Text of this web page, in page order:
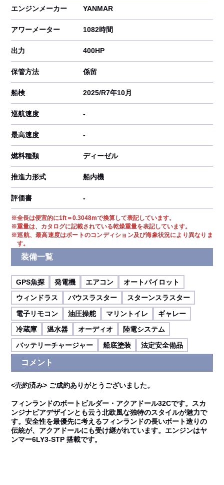
エンジンメーカー YANMAR
アワーメーター 1082時間
出力 400HP
保管方法 係留
船検 2025/R7年10月
巡航速度 -
最高速度 -
燃料種類 ディーゼル
推進力形式 船内機
評価書 -
※全長は便宜的に1ft＝0.3048mで換算して表記しています。
※重量は、カタログに記載されている乾燥重量を表記しています。
※巡航、最高速度はボートのコンディション及び海象状況により異なりま
す。
装備一覧
GPS魚探 発電機 エアコン
オートパイロット
ウィンドラス
バウスラスター
スターンスラスター
電子リモコン
油圧操舵 マリントイレ
ギャレー
冷蔵庫
温水器 オーディオ
陸電システム
バッテリーチャージャー
船底塗装 法定安全備品
コメント
<売約済み> ご成約ありがとうございました。
フィンランドのボートビルダー・アクアドール32Cです。スカ
ンジナビアデザインとも云う北欧風な独特のスタイルが魅力で
す。安全性を最優先に考えるフィンランドの長いボート造りの
伝統が、アクアドールにも受け継がれています。エンジンはヤ
ンマー6LY3-STP 搭載です。